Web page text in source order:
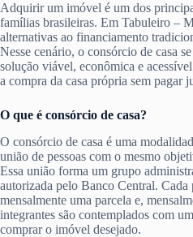
Adquirir um imóvel é um dos
famílias brasileiras. Em Tabuleiro –
alternativas ao financiamento
Nesse cenário, o consórcio de casa
solução viável, econômica e
a compra da casa própria sem pagar
O que é consórcio de casa?
O consórcio de casa é uma
união de pessoas com o mesmo
Essa união forma um grupo
autorizada pelo Banco Central. Cada
mensalmente uma parcela e,
integrantes são contemplados com
comprar o imóvel desejado.